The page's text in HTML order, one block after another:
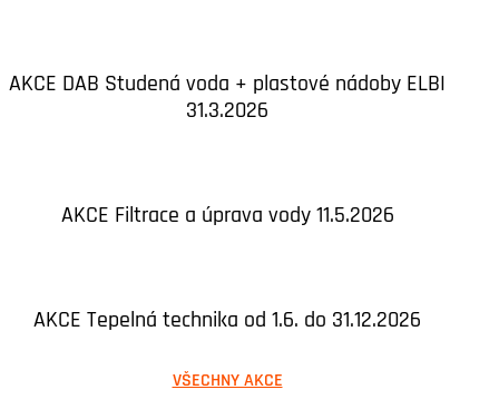
AKCE DAB Studená voda + plastové nádoby ELBI
31.3.2026
AKCE Filtrace a úprava vody 11.5.2026
AKCE Tepelná technika od 1.6. do 31.12.2026
VŠECHNY AKCE